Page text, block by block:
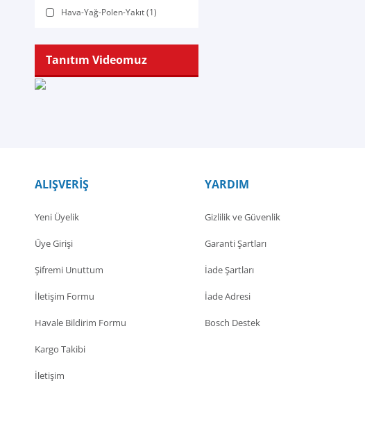
Hava-Yağ-Polen-Yakıt (1)
Tanıtım Videomuz
ALIŞVERİŞ
Yeni Üyelik
Üye Girişi
Şifremi Unuttum
İletişim Formu
Havale Bildirim Formu
Kargo Takibi
İletişim
YARDIM
Gizlilik ve Güvenlik
Garanti Şartları
İade Şartları
İade Adresi
Bosch Destek